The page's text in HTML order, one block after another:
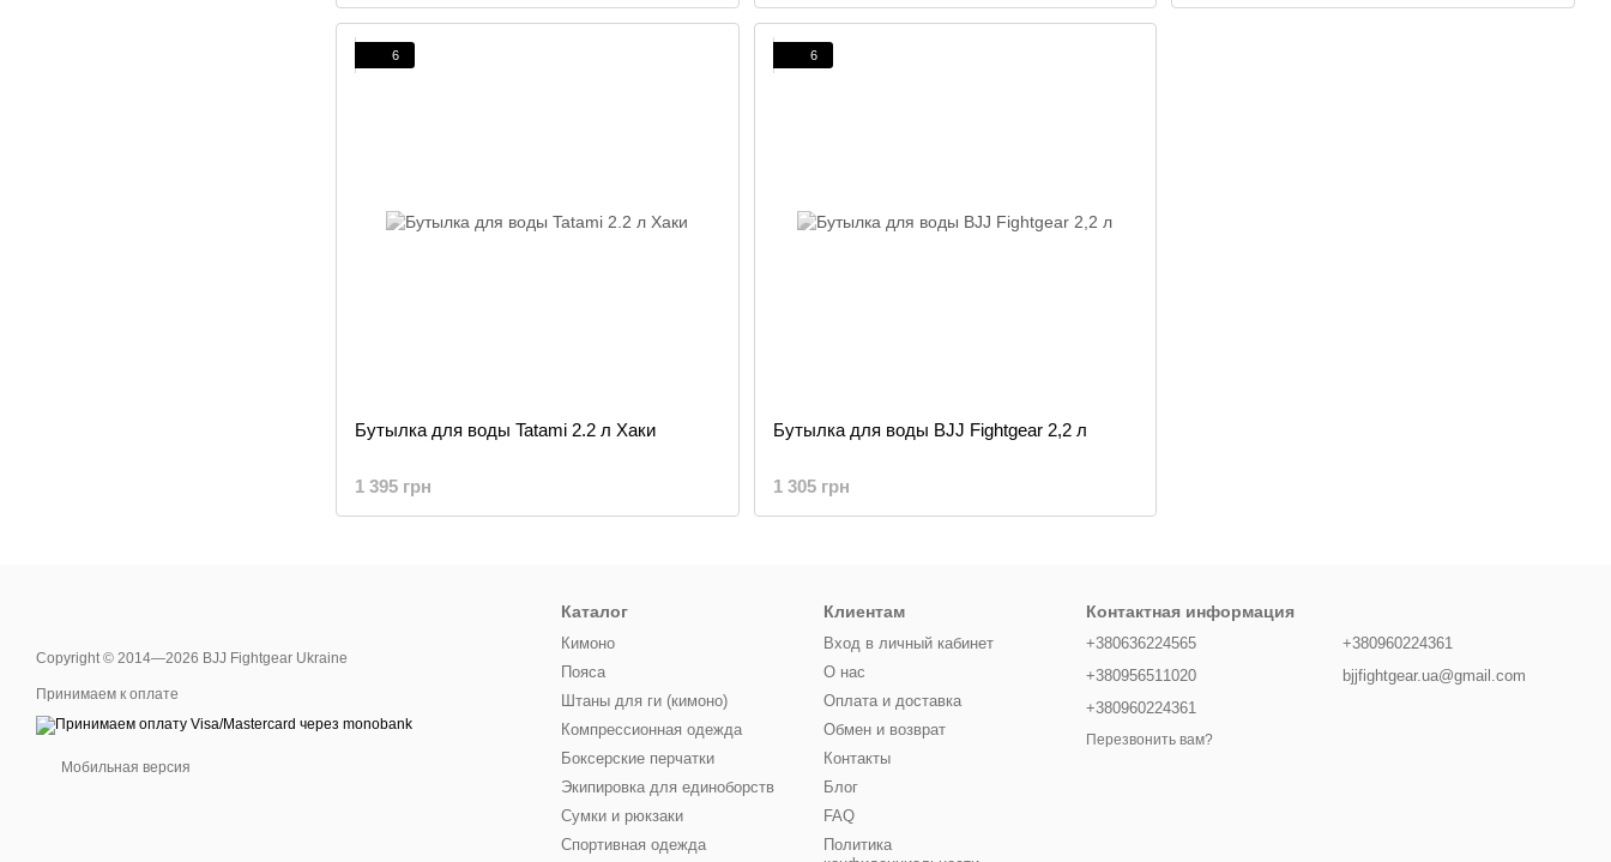
6
Бутылка для воды Tatami 2.2 л Хаки
1 395 грн
6
Бутылка для воды BJJ Fightgear 2,2 л
1 305 грн
Copyright © 2014—2026 BJJ Fightgear Ukraine
Принимаем к оплате
Мобильная версия
Каталог
Кимоно
Пояса
Штаны для ги (кимоно)
Компрессионная одежда
Боксерские перчатки
Экипировка для единоборств
Сумки и рюкзаки
Спортивная одежда
Клиентам
Вход в личный кабинет
О нас
Оплата и доставка
Обмен и возврат
Контакты
Блог
FAQ
Политика
Контактная информация
+380636224565
+380956511020
+380960224361
Перезвонить вам?
+380960224361
bjjfightgear.ua@gmail.com